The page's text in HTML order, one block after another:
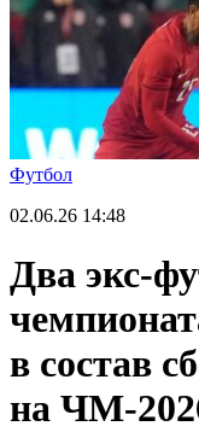
Футбол
02.06.26 14:48
Два экс-
в состав
на ЧМ-